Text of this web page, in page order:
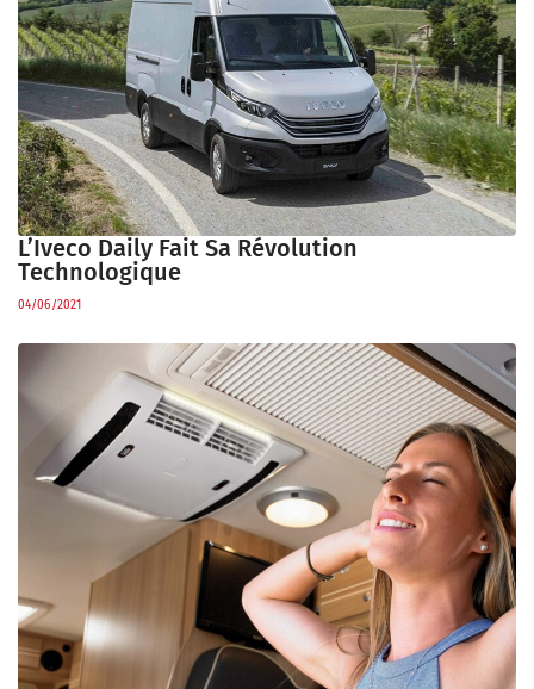
L’Iveco Daily Fait Sa Révolution
Technologique
04/06/2021